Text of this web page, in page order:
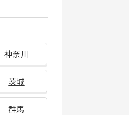
神奈川
茨城
群馬